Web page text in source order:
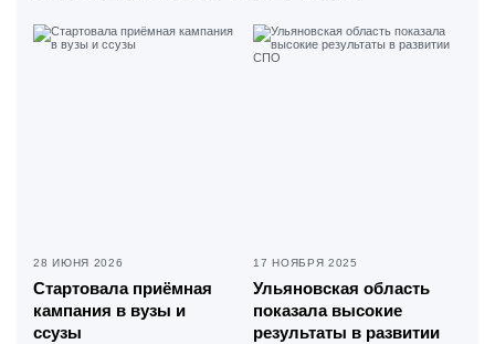
28 ИЮНЯ 2026
Стартовала приёмная
кампания в вузы и
ссузы
17 НОЯБРЯ 2025
Ульяновская область
показала высокие
результаты в развитии